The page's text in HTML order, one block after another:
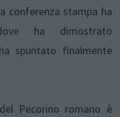
conferenza stampa ha
ha dimostrato
spuntato finalmente
Pecorino romano è